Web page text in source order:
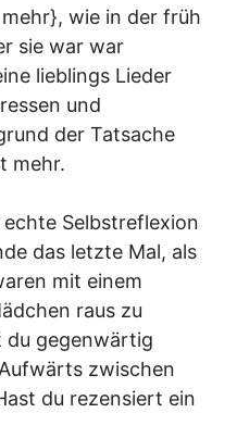
wie in der früh
sie war war
lieblings Lieder
und
der Tatsache
mehr.
Selbstreflexion
das letzte Mal, als
mit einem
raus zu
du gegenwärtig
zwischen
du rezensiert ein